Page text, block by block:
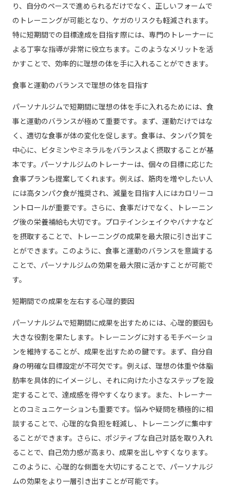
り、自分のペースで進められるだけでなく、正しいフォームで
のトレーニングが可能となり、ケガのリスクも軽減されます。
特に短期間での目標達成を目指す際には、専門のトレーナーに
よる丁寧な指導が非常に役立ちます。このようなメリットを活
かすことで、効率的に理想の体を手に入れることができます。
食事と運動のバランスで理想の体を目指す
パーソナルジムで短期間に理想の体を手に入れるためには、食
事と運動のバランスが極めて重要です。まず、運動だけではな
く、適切な食事が体の変化を促します。食事は、タンパク質を
中心に、ビタミンやミネラルをバランスよく摂取することが基
本です。パーソナルジムのトレーナーは、個々の目標に応じた
食事プランも提案してくれます。例えば、筋肉を増やしたい人
には高タンパク食が推奨され、減量を目指す人にはカロリーコ
ントロールが重要です。さらに、食事だけでなく、トレーニン
グ後の栄養補給も大切です。プロテインシェイクやバナナなど
を摂取することで、トレーニングの成果を最大限に引き出すこ
とができます。このように、食事と運動のバランスを意識する
ことで、パーソナルジムの効果を最大限に活かすことが可能で
す。
短期間での成果を左右する心理的要因
パーソナルジムで短期間に成果を出すためには、心理的要因も
大きな役割を果たします。トレーニングに対するモチベーショ
ンを維持することが、成果を出すための鍵です。まず、自分自
身の明確な目標設定が不可欠です。例えば、理想の体重や体脂
肪率を具体的にイメージし、それに向けた小さなステップを設
定することで、達成感を得やすくなります。また、トレーナー
とのコミュニケーションも重要です。悩みや疑問を積極的に相
談することで、心理的な負担を軽減し、トレーニングに集中す
ることができます。さらに、ポジティブな自己対話を取り入れ
ることで、自己効力感が高まり、成果を出しやすくなります。
このように、心理的な側面を大切にすることで、パーソナルジ
ムの効果をより一層引き出すことが可能です。